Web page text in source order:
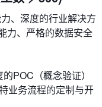
、深度的行业解决方
力、严格的数据安全
POC（概念验证）
业务流程的定制与开